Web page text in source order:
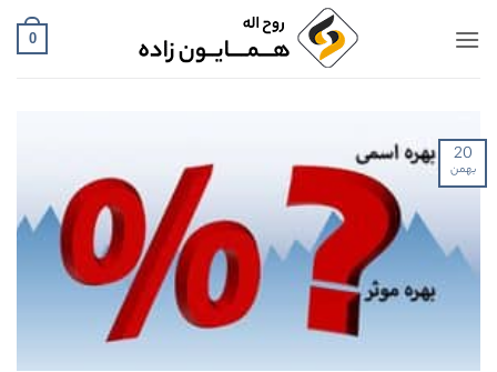
0
20
بهمن